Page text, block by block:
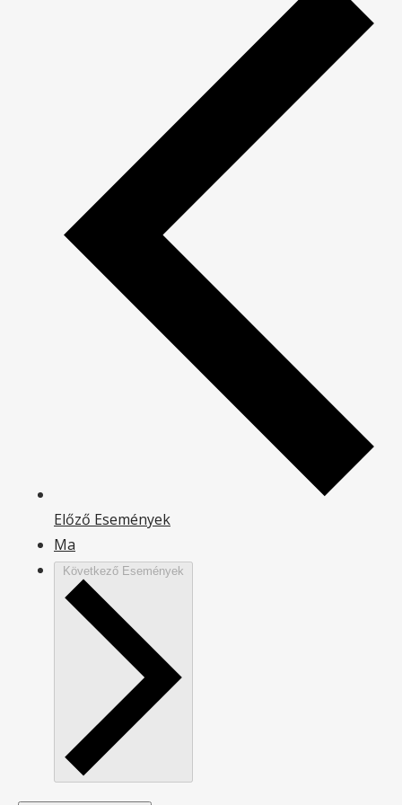
Előző Események
Ma
Következő Események